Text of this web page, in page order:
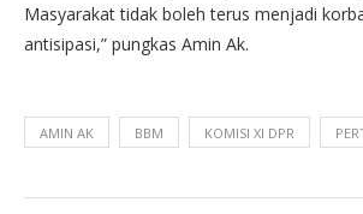
Masyarakat tidak boleh terus menjadi
antisipasi,” pungkas Amin Ak.
AMIN AK BBM KOMISI XI DPR